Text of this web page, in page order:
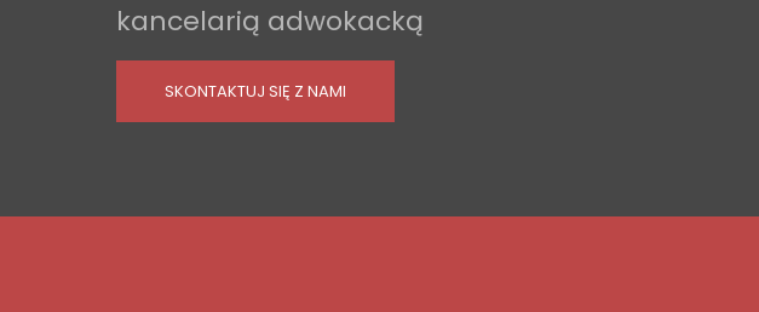
kancelarią adwokacką
SKONTAKTUJ SIĘ Z NAMI